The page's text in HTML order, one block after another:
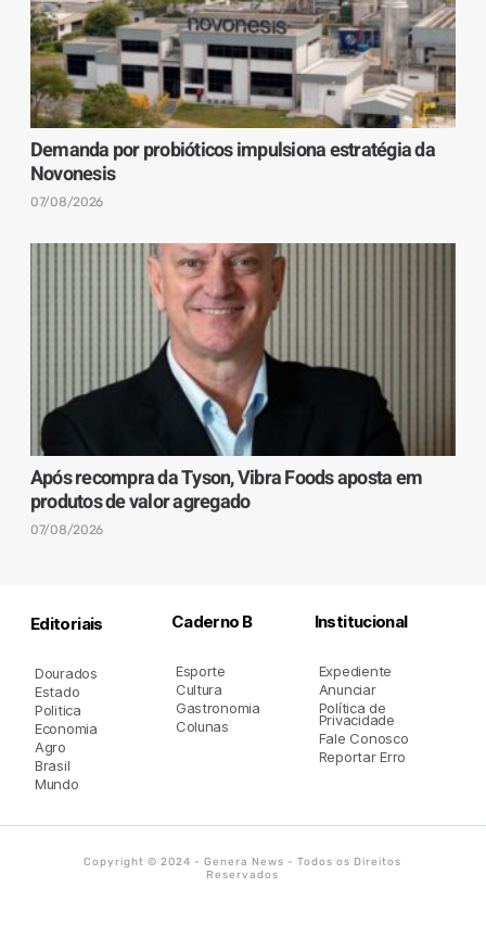
Demanda por probióticos impulsiona estratégia da
Novonesis
07/08/2026
Após recompra da Tyson, Vibra Foods aposta em
produtos de valor agregado
07/08/2026
Editoriais
Dourados
Estado
Politica
Economia
Agro
Brasil
Mundo
Caderno B
Esporte
Cultura
Gastronomia
Colunas
Institucional
Expediente
Anunciar
Política de
Privacidade
Fale Conosco
Reportar Erro
Copyright © 2024 - Genera News - Todos os Direitos
Reservados